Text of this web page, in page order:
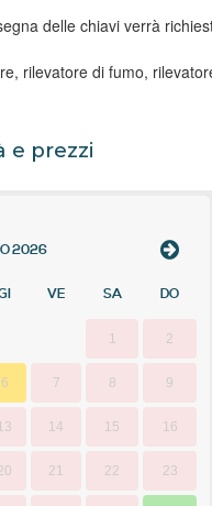
delle chiavi verrà
rilevatore di fumo,
e prezzi
2026
VE SA DO
1 2
6 7 8 9
14 15 16
21 22 23